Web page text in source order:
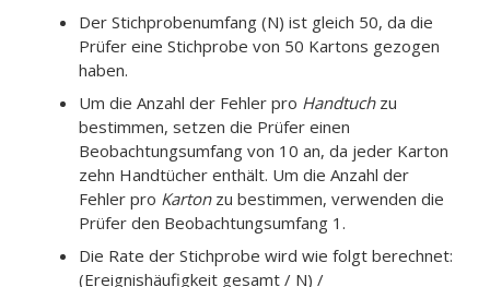
Der Stichprobenumfang (N) ist gleich 50, da die
Prüfer eine Stichprobe von 50 Kartons gezogen
haben.
Um die Anzahl der Fehler pro Handtuchzu
bestimmen, setzen die Prüfer einen
Beobachtungsumfang von 10 an, da jeder Karton
zehn Handtücher enthält. Um die Anzahl der
Fehler pro Kartonzu bestimmen, verwenden die
Prüfer den Beobachtungsumfang 1.
Die Rate der Stichprobe wird wie folgt berechnet:
(Ereignishäufigkeit gesamt / N) /